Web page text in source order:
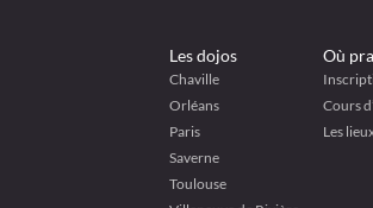
Les dojos
Chaville
Orléans
Paris
Saverne
Toulouse
Où
Cours
Les